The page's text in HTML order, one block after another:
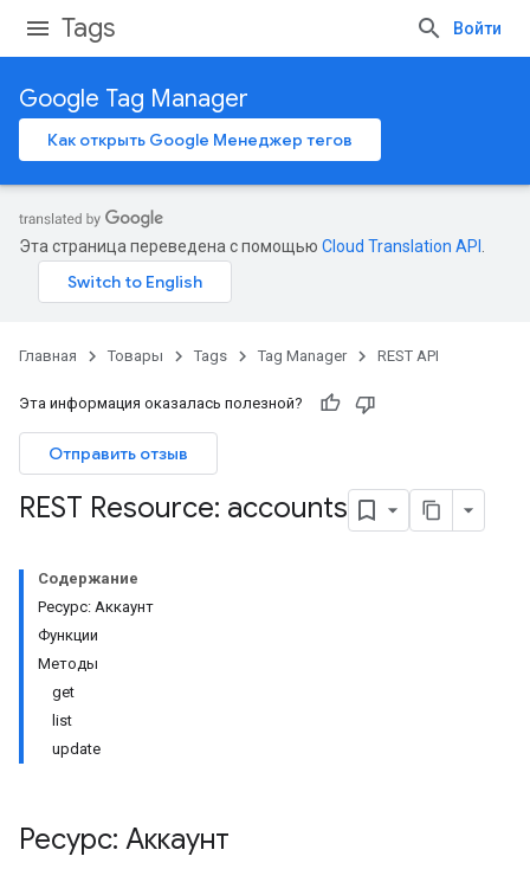
Tags Войти
Google Tag Manager
Как открыть Google Менеджер тегов
Эта страница переведена с помощью Cloud Translation API
Главная Товары Tags Tag Manager REST API
Эта информация оказалась полезной?
Отправить отзыв
REST Resource: accounts
Содержание
Ресурс: Аккаунт
Функции
Методы
get
list
update
Ресурс: Аккаунт